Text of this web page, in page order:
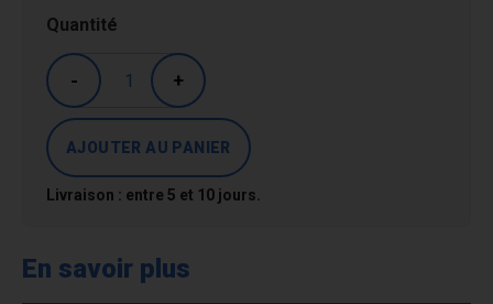
Quantité
- +
Livraison : entre 5 et 10 jours.
En savoir plus